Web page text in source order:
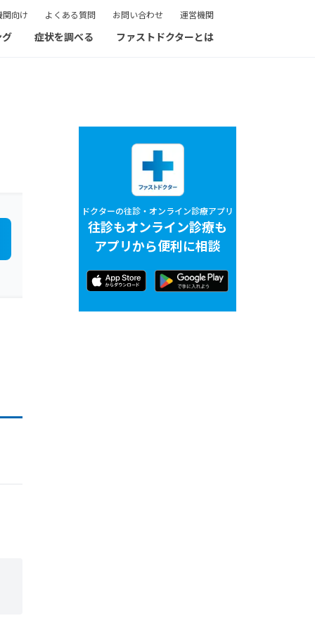
関向け よくある質問 お問い合わせ 運営機関
症状を調べる ファストドクターとは
ドクターの往診・オンライン診療アプリ
往診もオンライン診療も
アプリから便利に相談